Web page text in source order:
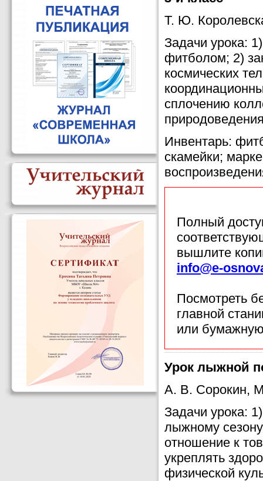
Т. Ю.
Задачи урока:
фитболом; 2)
космических
сплочению
Инвентарь:
скамейки;
Полный
вышлите
info@e-
Посмотреть
главной
или
Урок лыжной
А. В. Сорокин,
Задачи урока:
лыжному
отношение к
укреплять
физической